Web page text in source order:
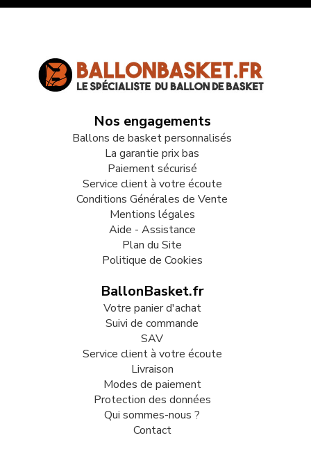
Nos engagements
Ballons de basket personnalisés
La garantie prix bas
Paiement sécurisé
Service client à votre écoute
Conditions Générales de Vente
Mentions légales
Aide - Assistance
Plan du Site
Politique de Cookies
BallonBasket.fr
Votre panier d'achat
Suivi de commande
SAV
Service client à votre écoute
Livraison
Modes de paiement
Protection des données
Qui sommes-nous ?
Contact